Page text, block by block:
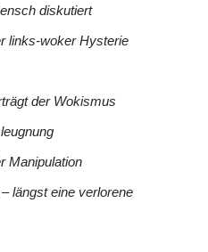
diskutiert
links-woker Hysterie
der Wokismus
Manipulation
längst eine verlorene